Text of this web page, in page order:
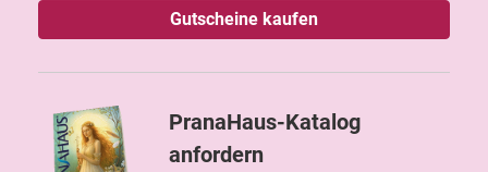
Gutscheine kaufen
PranaHaus-Katalog
anfordern